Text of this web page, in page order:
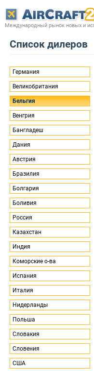
Международный рынок новых и
Список дилеров
Германия
Великобритания
Бельгия
Венгрия
Бангладеш
Дания
Австрия
Бразилия
Болгария
Боливия
Россия
Казахстан
Индия
Коморские о-ва
Испания
Италия
Нидерланды
Польша
Словакия
Словения
США